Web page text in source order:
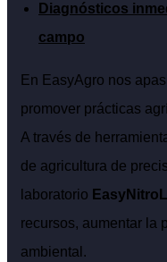
Diagnósticos
campo
En EasyAgro nos
promover prácticas
A través de
de agricultura de
laboratorio
recursos, aumentar la
ambiental.